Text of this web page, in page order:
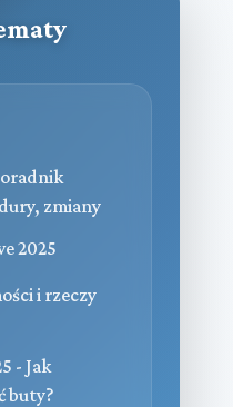
zmiany
2025
i rzeczy
- Jak
buty?